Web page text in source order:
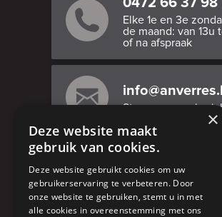
Elke 1e en 3e
de maand: van 13u
of na afspraak
Stuur ons een
Adresgegevens
×
Deze website maakt
gebruik van cookies.
Deze website gebruikt cookies om uw
gebruikerservaring te verbeteren. Door
onze website te gebruiken, stemt u in met
alle cookies in overeenstemming met ons